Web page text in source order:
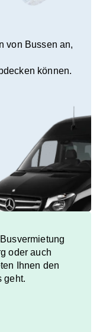
von Bussen an,
können.
oder auch
Ihnen den
geht.